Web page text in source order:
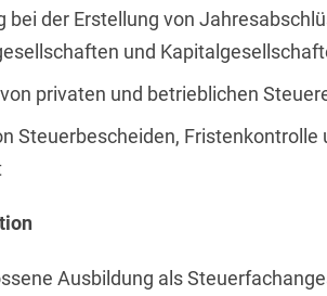
bei der Erstellung von
und
privaten und betrieblichen
Steuerbescheiden,
Ausbildung als